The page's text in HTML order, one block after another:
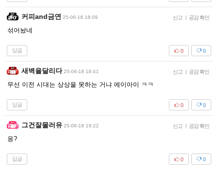
커피and금연 25-06-18 18:09 신고 | 공감 확인
섞어놨네
답글 0
0
새벽을달리다 25-06-18 18:41 신고 | 공감 확인
무선 이전 시대는 상상을 못하는 거냐 에이아이 ㅋㅋ
답글 0
0
그건잘몰러유 25-06-18 19:22 신고 | 공감 확인
응?
답글 0
0